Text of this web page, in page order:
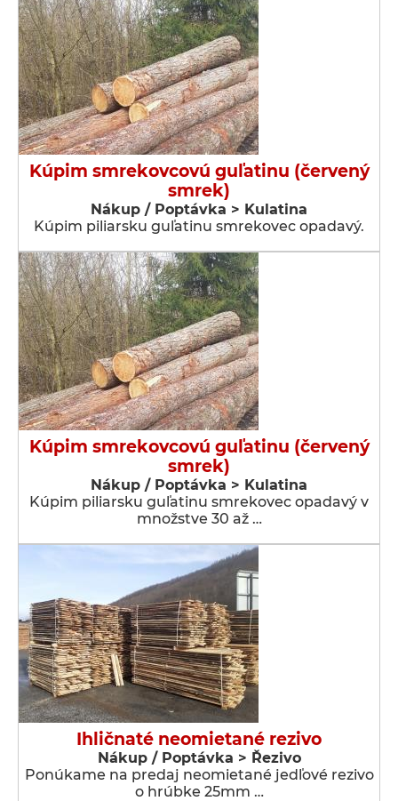
Kúpim smrekovcovú guľatinu (červený
smrek)
Nákup / Poptávka > Kulatina
Kúpim piliarsku guľatinu smrekovec opadavý.
Kúpim smrekovcovú guľatinu (červený
smrek)
Nákup / Poptávka > Kulatina
Kúpim piliarsku guľatinu smrekovec opadavý v
množstve 30 až …
Ihličnaté neomietané rezivo
Nákup / Poptávka > Řezivo
Ponúkame na predaj neomietané jedľové rezivo
o hrúbke 25mm …